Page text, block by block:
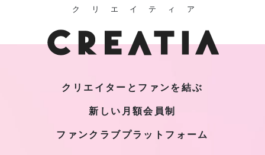
クリエイティア
クリエイターとファンを結ぶ
新しい月額会員制
ファンクラブプラットフォーム